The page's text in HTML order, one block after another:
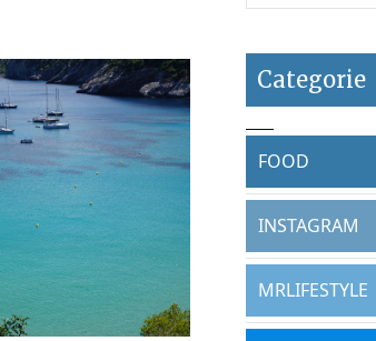
Categorie
FOOD
INSTAGRAM
MRLIFESTYLE